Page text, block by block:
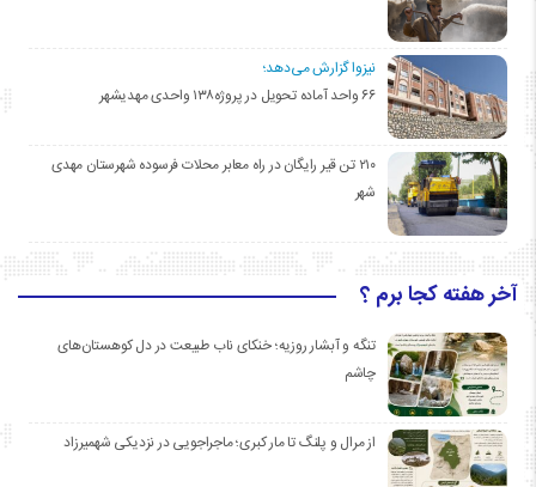
نیزوا گزارش می‌دهد؛
۶۶ واحد آماده تحویل در پروژه۱۳۸ واحدی مهدیشهر
۲۱۰ تن قیر رایگان در راه معابر محلات فرسوده شهرستان مهدی
شهر
آخر هفته کجا برم ؟
تنگه و آبشار روزیه؛ خنکای ناب طبیعت در دل کوهستان‌های
چاشم
از مرال و پلنگ تا مار کبری؛ ماجراجویی در نزدیکی شهمیرزاد